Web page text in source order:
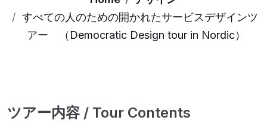
すべての人のための開かれたサービスデザインツ
アー （Democratic Design tour in Nordic）
ツアー内容 / Tour Contents